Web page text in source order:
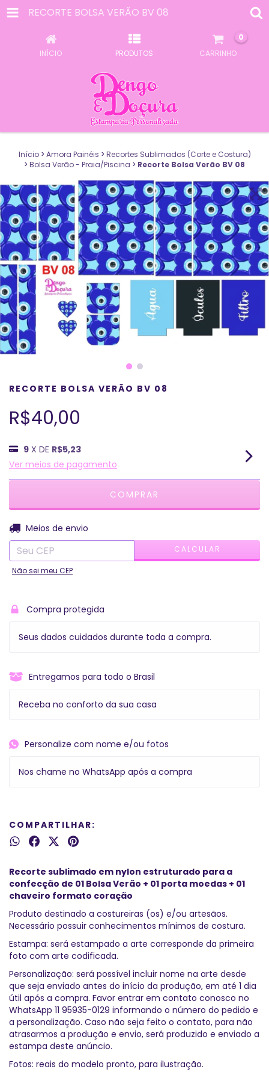
RECORTE BOLSA VERÃO BV 08
INÍCIO PRODUTOS CARRINHO
0
Início > Amora Painéis > Recortes Sublimados (Corte e Costura)
> Bolsa Verão - Praia/Piscina > Recorte Bolsa Verão BV 08
RECORTE BOLSA VERÃO BV 08
R$40,00
9 X DE R$5,23
Ver meios de pagamento
Entregas para o CEP:
Meios de envio
CALCULAR
Não sei meu CEP
Compra protegida
Seus dados cuidados durante toda a compra.
Entregamos para todo o Brasil
Receba no conforto da sua casa
Personalize com nome e/ou fotos
Nos chame no WhatsApp após a compra
COMPARTILHAR:
Recorte sublimado em nylon estruturado para a
confecção de 01 Bolsa Verão + 01 porta moedas + 01
chaveiro formato coração
Produto destinado a costureiras (os) e/ou artesãos.
Necessário possuir conhecimentos mínimos de costura.
Estampa: será estampado a arte corresponde da primeira
foto com arte codificada.
Personalização: será possível incluir nome na arte desde
que seja enviado antes do início da produção, em até 1 dia
útil após a compra. Favor entrar em contato conosco no
WhatsApp 11 95935-0129 informando o número do pedido e
a personalização. Caso não seja feito o contato, para não
atrasarmos a produção e envio, será produzido e enviado a
estampa deste anúncio.
Fotos: reais do modelo pronto, para ilustração.